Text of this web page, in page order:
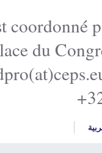
coordonné
du